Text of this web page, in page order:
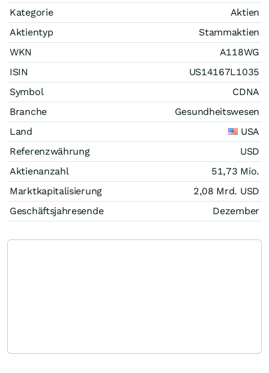
Kategorie
Aktien
Aktientyp
Stammaktien
WKN
A118WG
ISIN
US14167L1035
Symbol
CDNA
Branche
Gesundheitswesen
Land
USA
Referenzwährung
USD
Aktienanzahl
51,73 Mio.
Marktkapitalisierung
2,08 Mrd. USD
Geschäftsjahresende
Dezember